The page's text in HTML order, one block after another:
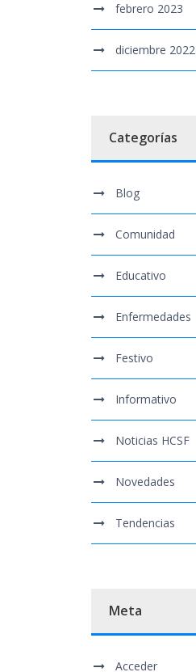
febrero 2023
diciembre 2022
Categorías
Blog
Comunidad
Educativo
Enfermedades
Festivo
Informativo
Noticias HCSF
Novedades
Tendencias
Meta
Acceder